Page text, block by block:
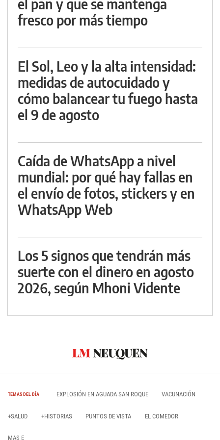
el pan y que se mantenga
fresco por más tiempo
El Sol, Leo y la alta intensidad:
medidas de autocuidado y
cómo balancear tu fuego hasta
el 9 de agosto
Caída de WhatsApp a nivel
mundial: por qué hay fallas en
el envío de fotos, stickers y en
WhatsApp Web
Los 5 signos que tendrán más
suerte con el dinero en agosto
2026, según Mhoni Vidente
TEMAS DEL DÍA EXPLOSIÓN EN AGUADA SAN ROQUE VACUNACIÓN
+SALUD +HISTORIAS PUNTOS DE VISTA EL COMEDOR
MAS E